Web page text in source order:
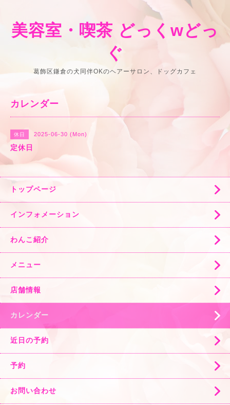
美容室・喫茶 どっくwどっ
ぐ
葛飾区鎌倉の犬同伴OKのヘアーサロン、ドッグカフェ
カレンダー
休日 2025-06-30 (Mon)
定休日
トップページ
インフォメーション
わんこ紹介
メニュー
店舗情報
カレンダー
近日の予約
予約
お問い合わせ